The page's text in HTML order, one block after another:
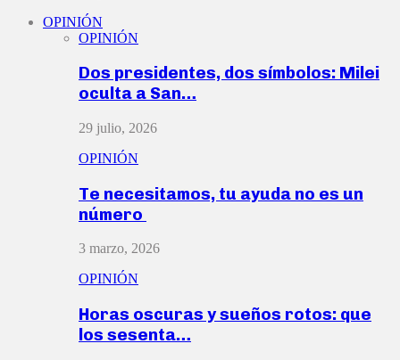
OPINIÓN
OPINIÓN
Dos presidentes, dos símbolos: Milei
oculta a San…
29 julio, 2026
OPINIÓN
Te necesitamos, tu ayuda no es un
número
3 marzo, 2026
OPINIÓN
Horas oscuras y sueños rotos: que
los sesenta…